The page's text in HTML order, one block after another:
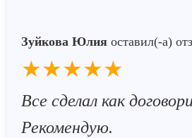
Зуйкова Юлия оставил(-а)
★★★★★
Все сделал как
Рекомендую.